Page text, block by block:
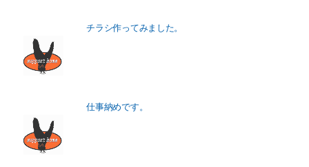
チラシ作ってみました。
仕事納めです。